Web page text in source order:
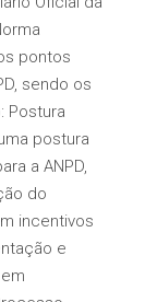
pontos
sendo os
Postura
postura
a ANPD,
do
incentivos
e